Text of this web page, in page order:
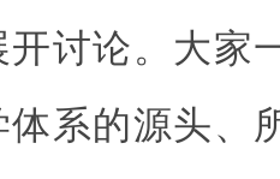
讨论。大家
系的源头、